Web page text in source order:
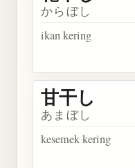
からぼし
ikan kering
甘干し
あまぼし
kesemek kering